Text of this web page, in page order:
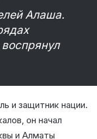
Алаша.
и защитник нации.
он начал
и Алматы